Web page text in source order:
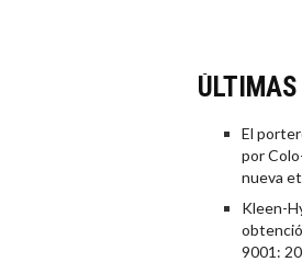
El
por
nueva
Kleen-
9001: